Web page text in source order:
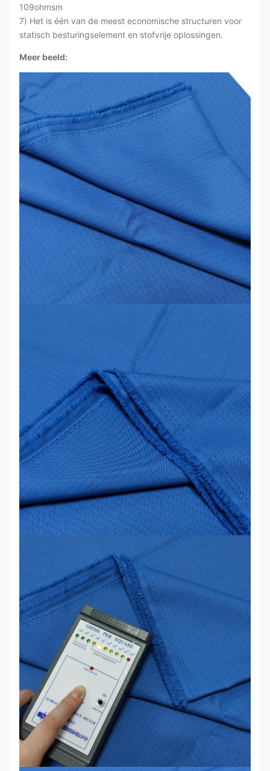
109ohmsm
7) Het is één van de meest economische structuren voor
statisch besturingselement en stofvrije oplossingen.
Meer beeld: